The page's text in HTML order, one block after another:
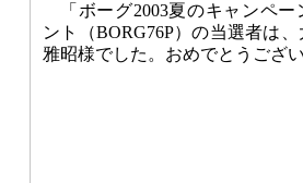
「ボーグ2003夏のキャンペ
ント（BORG76P）の当選者は
雅昭様でした。おめでとうござい